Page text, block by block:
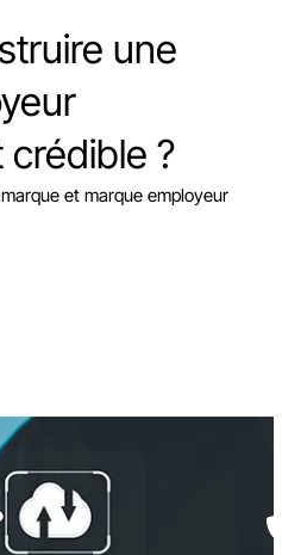
une
?
et marque employeur